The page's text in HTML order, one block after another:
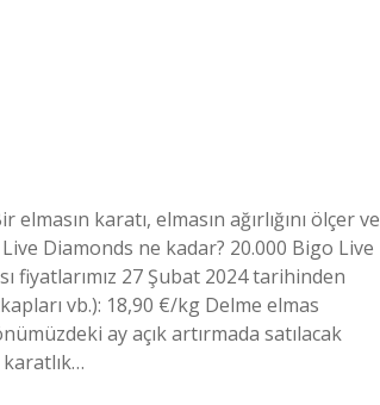
karatı, elmasın ağırlığını ölçer ve
Diamonds ne kadar? 20.000 Bigo Live
fiyatlarımız 27 Şubat 2024 tarihinden
vb.): 18,90 €/kg Delme elmas
ay açık artırmada satılacak